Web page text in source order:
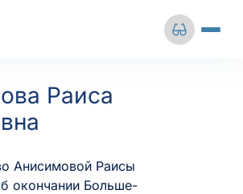
Раиса
Анисимовой Раисы
окончании Больше-
Ц Ц